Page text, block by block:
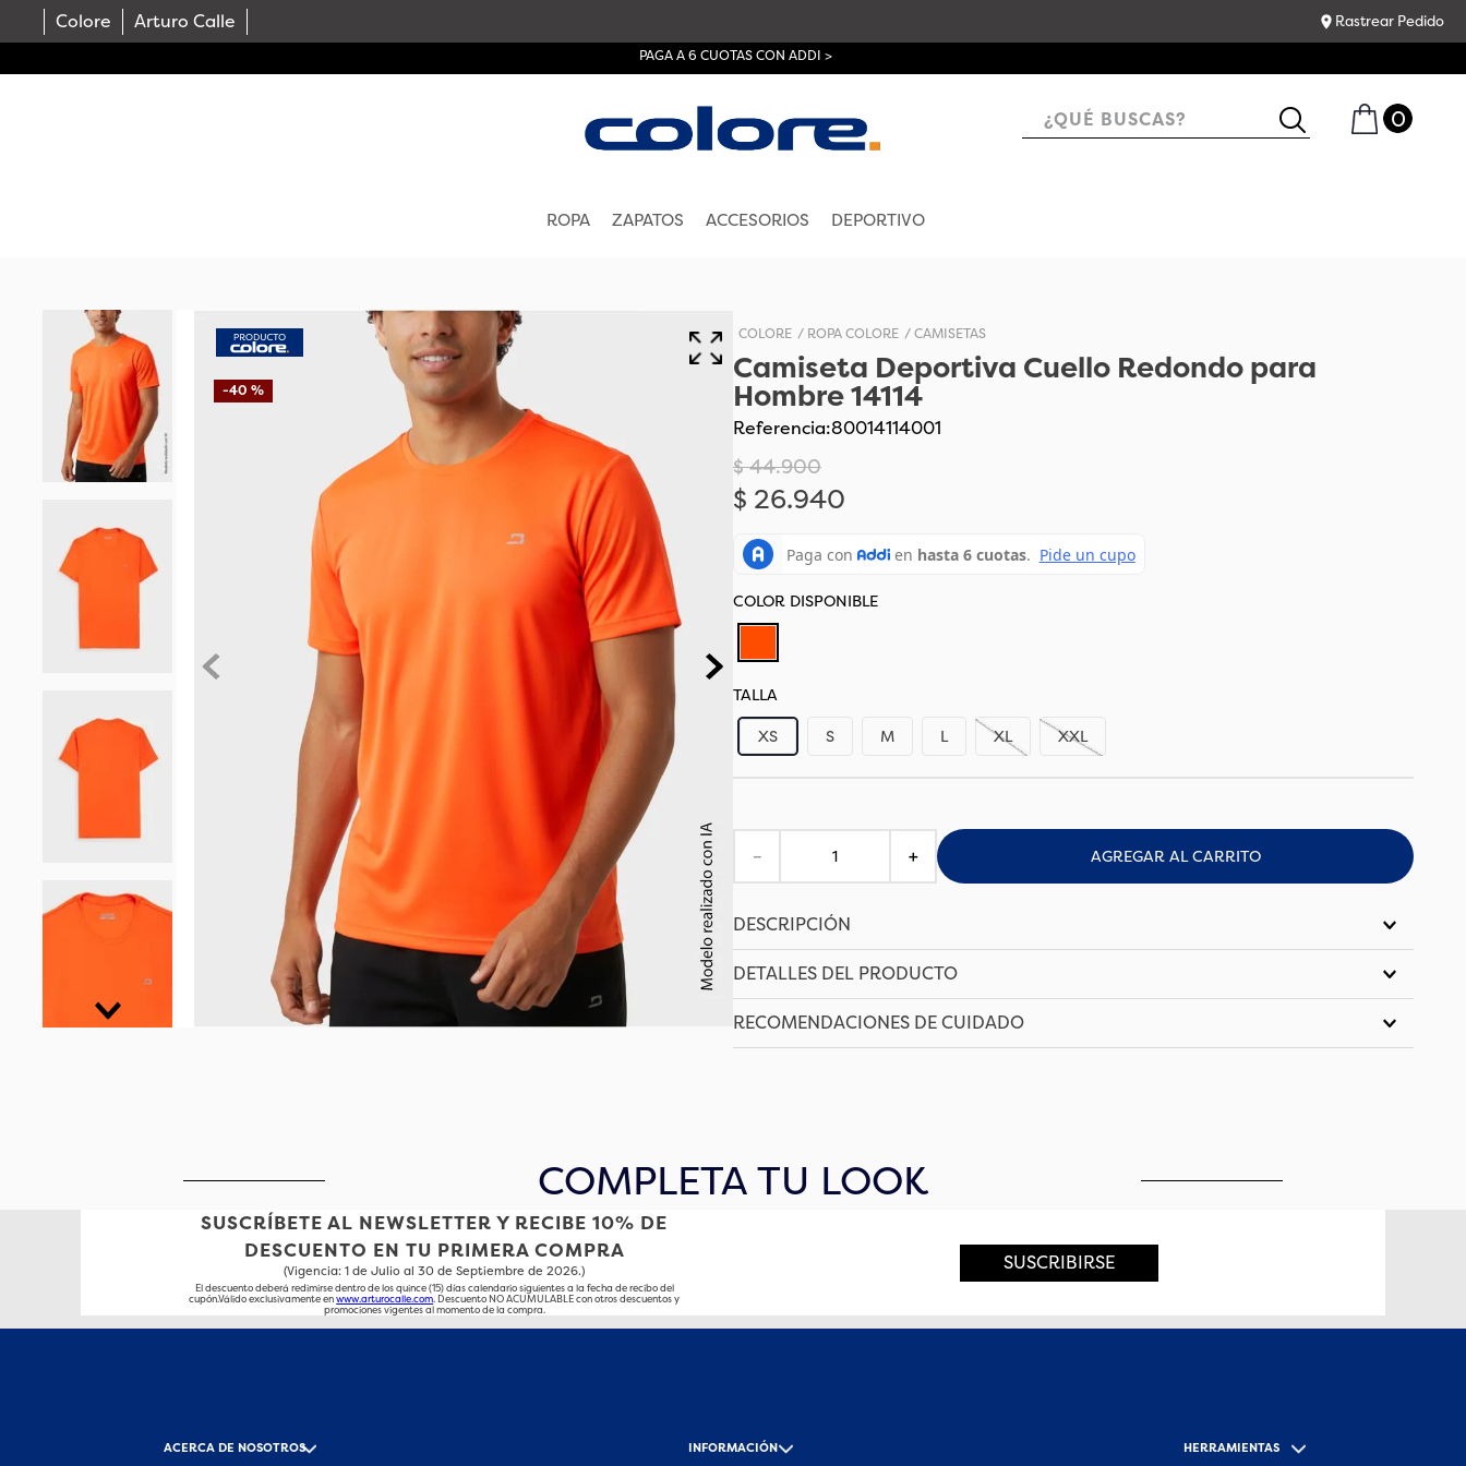
Colore Arturo Calle Rastrear Pedido
PAGA A 6 CUOTAS CON ADDI >
¿QUÉ BUSCAS?
ROPA ZAPATOS ACCESORIOS DEPORTIVO
-40 %
COLORE ROPA COLORE CAMISETAS
Camiseta Deportiva Cuello Redondo para
Hombre 14114
Referencia:80014114001
$ 44.900
$ 26.940
TALLA
XS S M L XL XXL
＋
－ AGREGAR AL CARRITO
DESCRIPCIÓN
DETALLES DEL PRODUCTO
RECOMENDACIONES DE CUIDADO
COMPLETA TU LOOK
SUSCRÍBETE AL NEWSLETTER Y RECIBE 10% DE
DESCUENTO EN TU PRIMERA COMPRA
(Vigencia: 1 de Julio al 30 de Septiembre de 2026.)
El descuento deberá redimirse dentro de los quince (15) días calendario siguientes a la fecha de recibo del
cupón.Válido exclusivamente enwww.arturocalle.com. Descuento NO ACUMULABLE con otros descuentos y
promociones vigentes al momento de la compra.
SUSCRIBIRSE
ACERCA DE NOSOTROS INFORMACIÓN HERRAMIENTAS